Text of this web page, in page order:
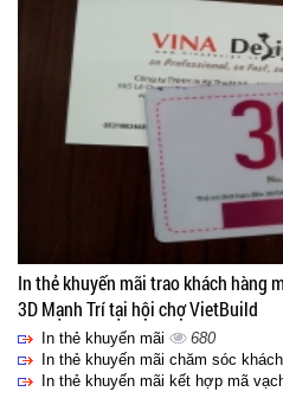
In thẻ khuyến mãi trao khách hàng
3D Mạnh Trí tại hội chợ VietBuild
In thẻ khuyến mãi
680
In thẻ khuyến mãi chăm sóc
In thẻ khuyến mãi kết hợp mã